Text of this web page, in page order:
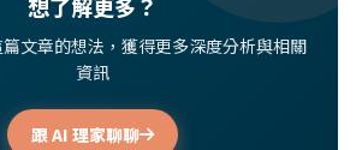
文章的想法，獲得更多深度分析與相關
資訊
跟 AI 理家聊聊